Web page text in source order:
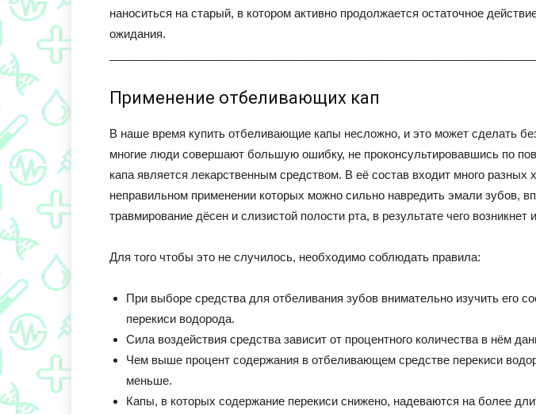
наноситься на старый, в котором активно продолжается остаточное
ожидания.
Применение отбеливающих кап
В наше время купить отбеливающие капы несложно, и это может сделать
многие люди совершают большую ошибку, не проконсультировавшись по
капа является лекарственным средством. В её состав входит много разных
неправильном применении которых можно сильно навредить эмали зубов,
травмирование дёсен и слизистой полости рта, в результате чего возникнет
Для того чтобы это не случилось, необходимо соблюдать правила:
При выборе средства для отбеливания зубов внимательно изучить его
перекиси водорода.
Сила воздействия средства зависит от процентного количества в нём
Чем выше процент содержания в отбеливающем средстве перекиси
меньше.
Капы, в которых содержание перекиси снижено, надеваются на более